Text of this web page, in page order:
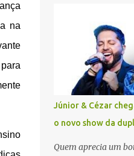
na
Júnior & Cézar
o novo show da
Quem aprecia um